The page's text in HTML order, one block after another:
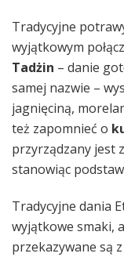
Tradycyjne
wyjątkowym
Tadżin – danie
samej nazwie –
jagnięciną,
też zapomnieć o
przyrządzany jest
stanowiąc
Tradycyjne dania
wyjątkowe smaki,
przekazywane są